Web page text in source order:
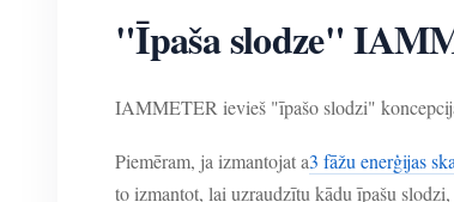
"Īpaša slodze"
IAMMETER ievieš "īpašo slodzi"
Piemēram, ja izmantojat a3 fāžu enerģijas
to izmantot, lai uzraudzītu kādu īpašu